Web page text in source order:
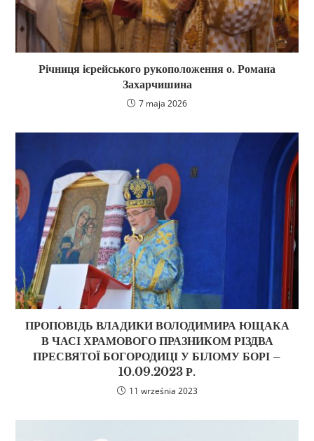
Річниця ієрейського рукоположення о. Романа
Захарчишина
7 maja 2026
ПРОПОВІДЬ ВЛАДИКИ ВОЛОДИМИРА ЮЩАКА
В ЧАСІ ХРАМОВОГО ПРАЗНИКОМ РІЗДВА
ПРЕСВЯТОЇ БОГОРОДИЦІ У БІЛОМУ БОРІ –
10.09.2023 Р.
11 września 2023